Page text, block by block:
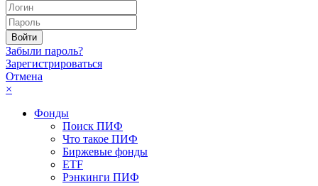
Забыли пароль?
Зарегистрироваться
Отмена
×
Фонды
Поиск ПИФ
Что такое ПИФ
Биржевые фонды
ETF
Рэнкинги ПИФ